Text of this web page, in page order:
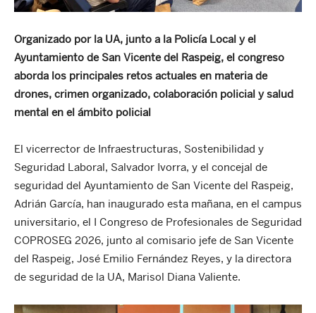
Organizado por la UA, junto a la Policía Local y el
Ayuntamiento de San Vicente del Raspeig, el congreso
aborda los principales retos actuales en materia de
drones, crimen organizado, colaboración policial y salud
mental en el ámbito policial
El vicerrector de Infraestructuras, Sostenibilidad y
Seguridad Laboral, Salvador Ivorra, y el concejal de
seguridad del Ayuntamiento de San Vicente del Raspeig,
Adrián García, han inaugurado esta mañana, en el campus
universitario, el I Congreso de Profesionales de Seguridad
COPROSEG 2026, junto al comisario jefe de San Vicente
del Raspeig, José Emilio Fernández Reyes, y la directora
de seguridad de la UA, Marisol Diana Valiente.